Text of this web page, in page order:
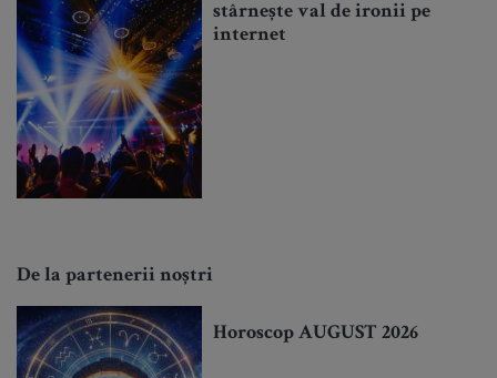
stârnește val de ironii pe
internet
De la partenerii noștri
Horoscop AUGUST 2026